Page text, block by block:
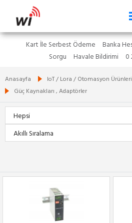
Kart İle Serbest Ödeme Banka
Sorgu
Havale Bildirimi 0
Anasayfa
IoT / Lora / Otomasyon Ürünleri
Güç Kaynakları , Adaptörler